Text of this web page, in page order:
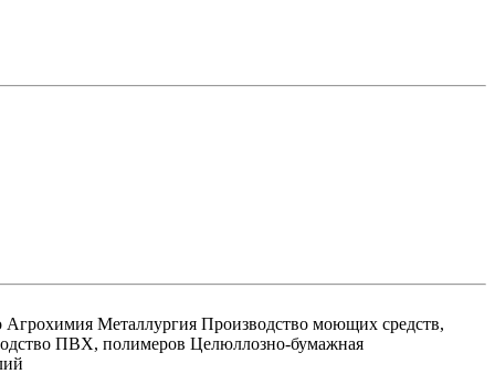
Металлургия Производство моющих средств,
ПВХ, полимеров Целюллозно-бумажная